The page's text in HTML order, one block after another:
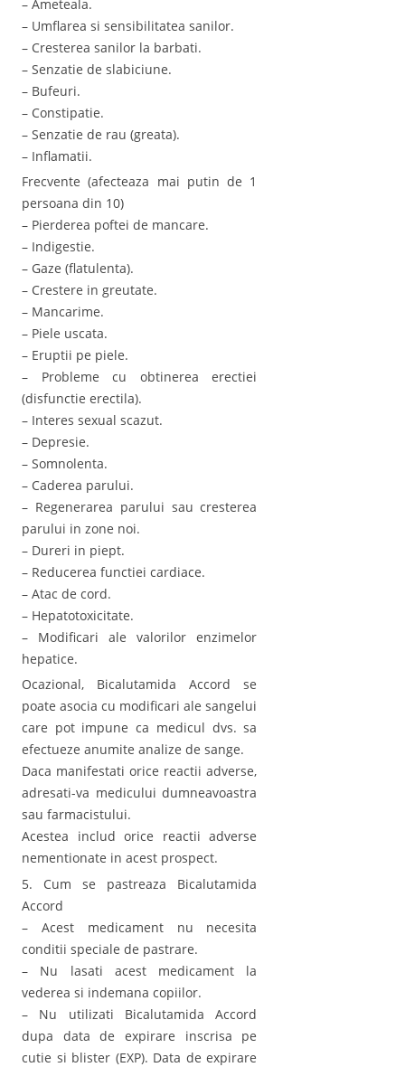
– Ameteala.
– Umflarea si sensibilitatea sanilor.
– Cresterea sanilor la barbati.
– Senzatie de slabiciune.
– Bufeuri.
– Constipatie.
– Senzatie de rau (greata).
– Inflamatii.
Frecvente (afecteaza mai putin de 1
persoana din 10)
– Pierderea poftei de mancare.
– Indigestie.
– Gaze (flatulenta).
– Crestere in greutate.
– Mancarime.
– Piele uscata.
– Eruptii pe piele.
– Probleme cu obtinerea erectiei
(disfunctie erectila).
– Interes sexual scazut.
– Depresie.
– Somnolenta.
– Caderea parului.
– Regenerarea parului sau cresterea
parului in zone noi.
– Dureri in piept.
– Reducerea functiei cardiace.
– Atac de cord.
– Hepatotoxicitate.
– Modificari ale valorilor enzimelor
hepatice.
Ocazional, Bicalutamida Accord se
poate asocia cu modificari ale sangelui
care pot impune ca medicul dvs. sa
efectueze anumite analize de sange.
Daca manifestati orice reactii adverse,
adresati-va medicului dumneavoastra
sau farmacistului.
Acestea includ orice reactii adverse
nementionate in acest prospect.
5. Cum se pastreaza Bicalutamida
Accord
– Acest medicament nu necesita
conditii speciale de pastrare.
– Nu lasati acest medicament la
vederea si indemana copiilor.
– Nu utilizati Bicalutamida Accord
dupa data de expirare inscrisa pe
cutie si blister (EXP). Data de expirare